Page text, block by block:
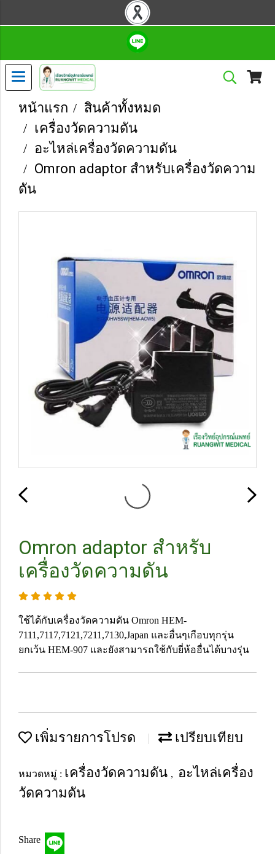
หน้าแรก
สินค้าทั้งหมด
เครื่องวัดความดัน
อะไหล่เครื่องวัดความดัน
Omron adaptor สำหรับเครื่องวัดความ
ดัน
Omron adaptor สำหรับ
เครื่องวัดความดัน
ใช้ได้กับเครื่องวัดความดัน Omron HEM-
7111,7117,7121,7211,7130,Japan และอื่นๆเกือบทุกรุ่น
ยกเว้น HEM-907 และยังสามารถใช้กับยี่ห้ออื่นได้บางรุ่น
เพิ่มรายการโปรด เปรียบเทียบ
หมวดหมู่ : เครื่องวัดความดัน , อะไหล่เครื่อง
วัดความดัน
Share